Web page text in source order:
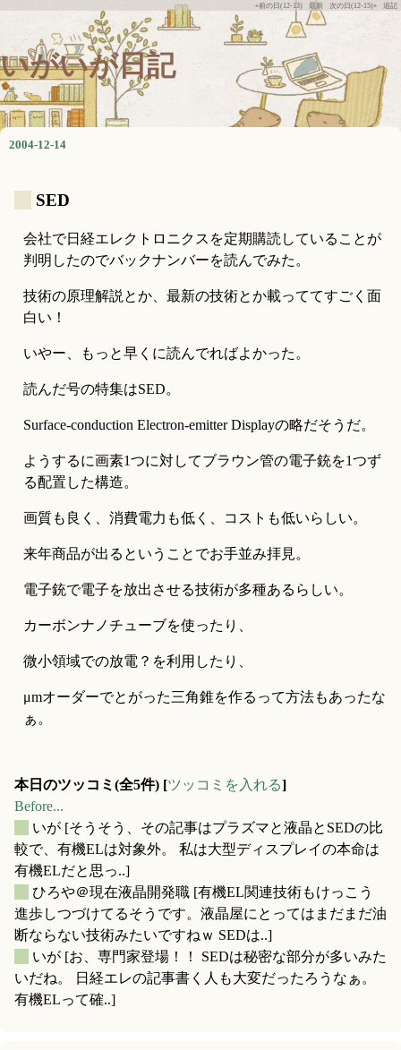
«前の日(12-13) 最新 次の日(12-15)» 追記
いがいが日記
2004-12-14
SED
会社で日経エレクトロニクスを定期購読していることが
判明したのでバックナンバーを読んでみた。
技術の原理解説とか、最新の技術とか載っててすごく面
白い！
いやー、もっと早くに読んでればよかった。
読んだ号の特集はSED。
Surface-conduction Electron-emitter Displayの略だそうだ。
ようするに画素1つに対してブラウン管の電子銃を1つず
る配置した構造。
画質も良く、消費電力も低く、コストも低いらしい。
来年商品が出るということでお手並み拝見。
電子銃で電子を放出させる技術が多種あるらしい。
カーボンナノチューブを使ったり、
微小領域での放電？を利用したり、
μmオーダーでとがった三角錐を作るって方法もあったな
ぁ。
本日のツッコミ(全5件) [ツッコミを入れる]
Before...
いが [そうそう、その記事はプラズマと液晶とSEDの比
較で、有機ELは対象外。 私は大型ディスプレイの本命は
有機ELだと思っ..]
ひろや＠現在液晶開発職 [有機EL関連技術もけっこう
進歩しつづけてるそうです。液晶屋にとってはまだまだ油
断ならない技術みたいですねｗ SEDは..]
いが [お、専門家登場！！ SEDは秘密な部分が多いみた
いだね。 日経エレの記事書く人も大変だったろうなぁ。
有機ELって確..]